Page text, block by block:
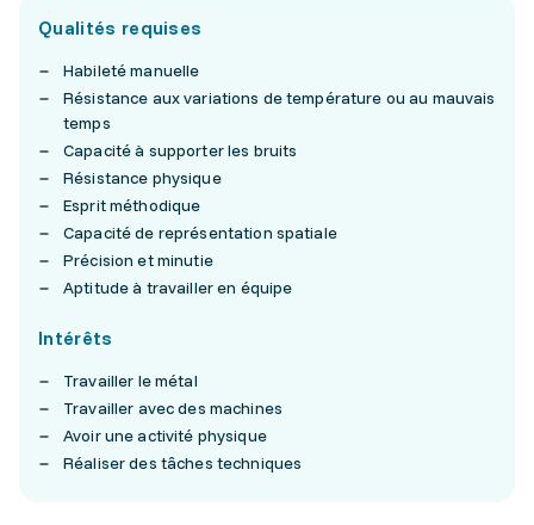
Qualités requises
Habileté manuelle
Résistance aux variations de température ou au mauvais
temps
Capacité à supporter les bruits
Résistance physique
Esprit méthodique
Capacité de représentation spatiale
Précision et minutie
Aptitude à travailler en équipe
Intérêts
Travailler le métal
Travailler avec des machines
Avoir une activité physique
Réaliser des tâches techniques